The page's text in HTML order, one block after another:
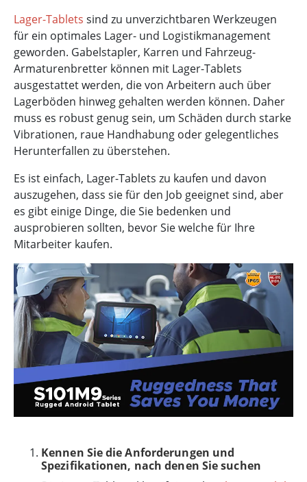
Lager-Tablets sind zu unverzichtbaren Werkzeugen
für ein optimales Lager- und Logistikmanagement
geworden. Gabelstapler, Karren und Fahrzeug-
Armaturenbretter können mit Lager-Tablets
ausgestattet werden, die von Arbeitern auch über
Lagerböden hinweg gehalten werden können. Daher
muss es robust genug sein, um Schäden durch starke
Vibrationen, raue Handhabung oder gelegentliches
Herunterfallen zu überstehen.
Es ist einfach, Lager-Tablets zu kaufen und davon
auszugehen, dass sie für den Job geeignet sind, aber
es gibt einige Dinge, die Sie bedenken und
ausprobieren sollten, bevor Sie welche für Ihre
Mitarbeiter kaufen.
Kennen Sie die Anforderungen und
Spezifikationen, nach denen Sie suchen